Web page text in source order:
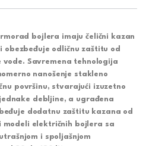
bojlera imaju čelični kazan
obezbeđuje odličnu zaštitu od
vode. Savremena tehnologija
nanošenje stakleno
površinu, stvarajući izuzetno
debljine, a ugrađena
dodatnu zaštitu kazana od
modeli električnih bojlera sa
i spoljašnjom